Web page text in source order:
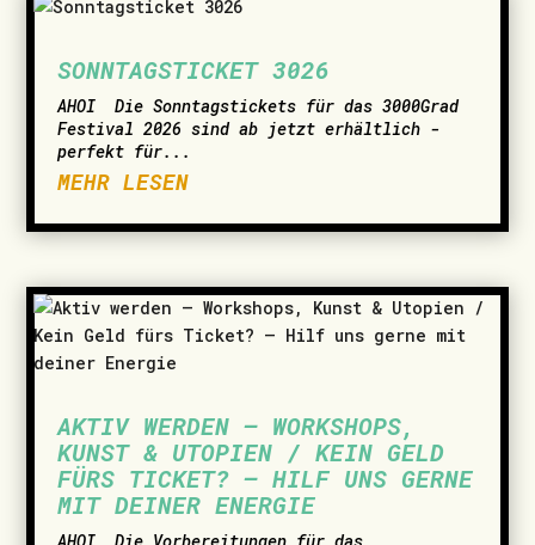
SONNTAGSTICKET 3026
AHOI ­ Die Sonntagstickets für das 3000Grad
Festival 2026 sind ab jetzt erhältlich -
perfekt für...
MEHR LESEN
AKTIV WERDEN – WORKSHOPS,
KUNST & UTOPIEN / KEIN GELD
FÜRS TICKET? – HILF UNS GERNE
MIT DEINER ENERGIE